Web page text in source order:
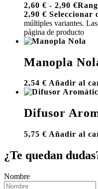
2,60 € - 2,90 €
2,90 € Seleccionar
múltiples variantes.
página de producto
Manopla
2,54 € Añadir al
Difusor
5,75 € Añadir al
¿Te quedan
Nombre